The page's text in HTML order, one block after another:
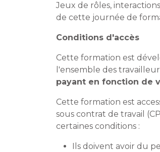
Jeux de rôles,
de cette journée de
Conditions d'accès
Cette formation est
l'ensemble des
payant en fonction de
Cette formation est
sous contrat de travail
certaines conditions :
Ils doivent avoir du